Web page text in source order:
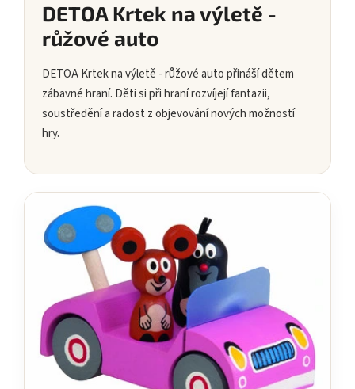
DETOA Krtek na výletě -
růžové auto
DETOA Krtek na výletě - růžové auto přináší dětem
zábavné hraní. Děti si při hraní rozvíjejí fantazii,
soustředění a radost z objevování nových možností
hry.